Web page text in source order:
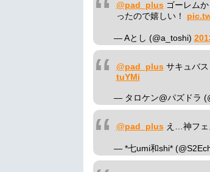
@pad_plusゴーレムか
ったので嬉しい！
— Aとし (@a_toshi)
@pad_plusサキュバス
tuYMi
— タロケン@パズドラ
@pad_plusえ…神フ
— *七umi和shi*